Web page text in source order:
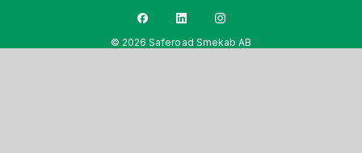
© 2026 Saferoad Smekab AB